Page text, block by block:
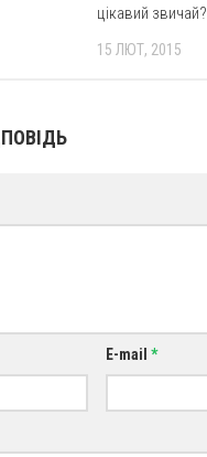
цікавий звичай?
15 ЛЮТ, 2015
E-mail *